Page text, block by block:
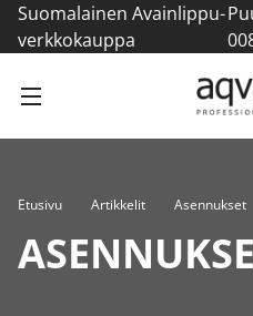
Suomalainen Avainlippu-
verkkokauppa
Etusivu Artikkelit Asennukset